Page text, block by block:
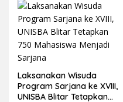
Laksanakan Wisuda
Program Sarjana ke XVIII,
UNISBA Blitar Tetapkan